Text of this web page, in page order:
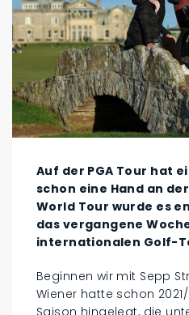
Auf der PGA Tour hat
schon eine Hand an
World Tour wurde es
das vergangene
internationalen Golf-
Beginnen wir mit Sepp
Wiener hatte schon